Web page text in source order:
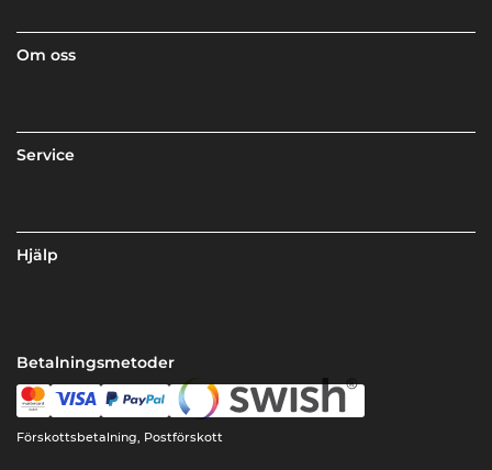
Om oss
Service
Hjälp
Betalningsmetoder
Förskottsbetalning, Postförskott